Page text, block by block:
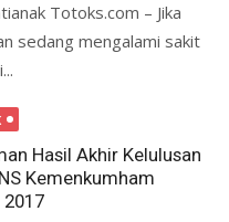
Totoks.com – Jika
sedang mengalami sakit
Hasil Akhir Kelulusan
Kemenkumham
2017